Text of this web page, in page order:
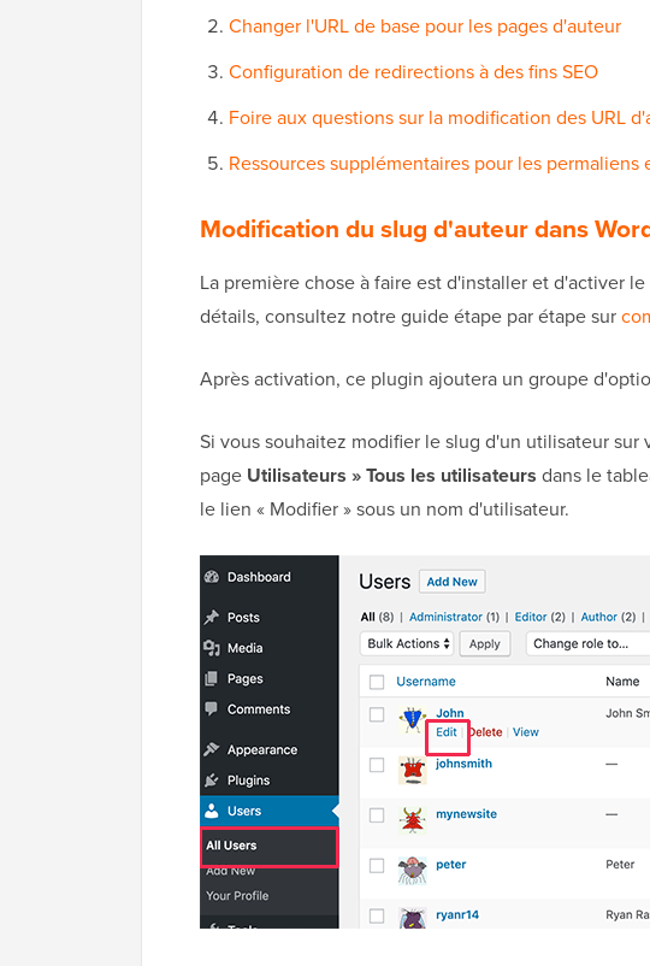
Changer l'URL de base pour les pages d'auteur
Configuration de redirections à des fins SEO
Foire aux questions sur la modification des URL
Ressources supplémentaires pour les permaliens
Modification du slug d'auteur dans
La première chose à faire est d'installer et d'activer
détails, consultez notre guide étape par étape sur
Après activation, ce plugin ajoutera un groupe
Si vous souhaitez modifier le slug d'un utilisateur
page Utilisateurs » Tous les utilisateurs dans le
le lien « Modifier » sous un nom d'utilisateur.